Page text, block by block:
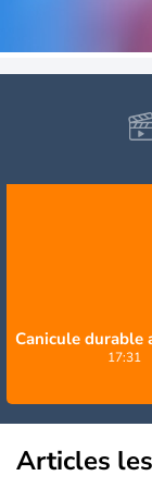
Canicule durable
17:31
Articles